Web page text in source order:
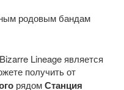
Lineage является
получить от
рядомСтанция